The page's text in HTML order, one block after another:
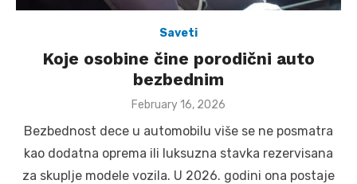
Saveti
Koje osobine čine porodični auto
bezbednim
Posted
February 16, 2026
Bezbednost dece u automobilu više se ne posmatra
kao dodatna oprema ili luksuzna stavka rezervisana
za skuplje modele vozila. U 2026. godini ona postaje